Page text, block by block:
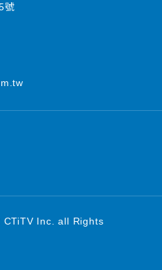
號
CTiTV Inc. all Rights